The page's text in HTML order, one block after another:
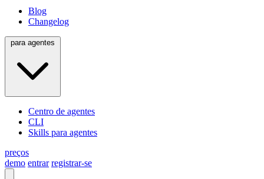
Blog
Changelog
Centro de agentes
CLI
Skills para agentes
preços
demo entrar registrar-se